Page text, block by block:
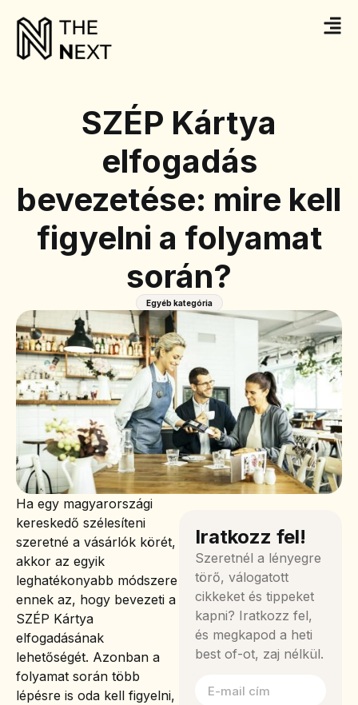
SZÉP Kártya
elfogadás
bevezetése: mire kell
figyelni a folyamat
során?
Egyéb kategória
Ha egy magyarországi
kereskedő szélesíteni
szeretné a vásárlók körét,
akkor az egyik
leghatékonyabb módszere
ennek az, hogy bevezeti a
SZÉP Kártya
elfogadásának
lehetőségét. Azonban a
folyamat során több
lépésre is oda kell figyelni,
Iratkozz fel!
Szeretnél a lényegre
törő, válogatott
cikkeket és tippeket
kapni? Iratkozz fel,
és megkapod a heti
best of-ot, zaj nélkül.